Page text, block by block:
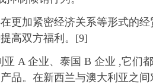
更加紧密经济关系等形式的
高双方福利。[9]
亚 A 企业、泰国 B 企业 ,它们
品。在新西兰与澳大利亚之